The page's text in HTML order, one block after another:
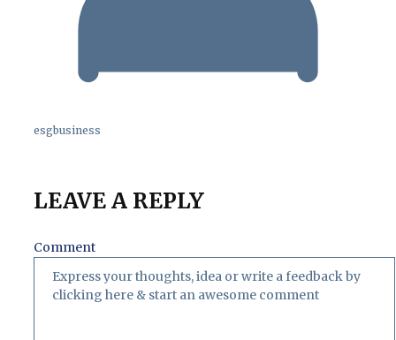
esgbusiness
LEAVE A REPLY
Comment